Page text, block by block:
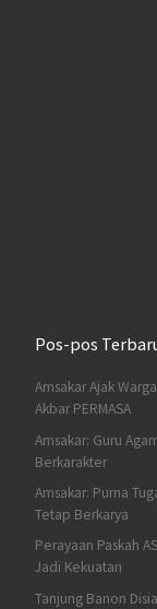
Pos-pos
Amsakar Ajak
Akbar PERMASA
Amsakar: Guru
Berkarakter
Amsakar: Purna
Tetap Berkarya
Perayaan Paskah
Jadi Kekuatan
Tanjung Banon